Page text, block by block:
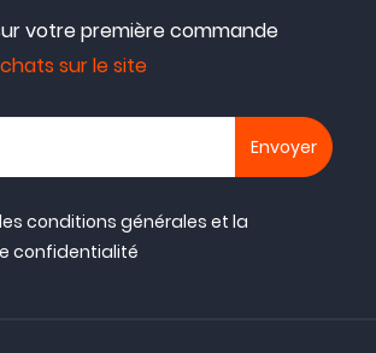
votre première commande
sur le site
email
conditions générales et la
confidentialité